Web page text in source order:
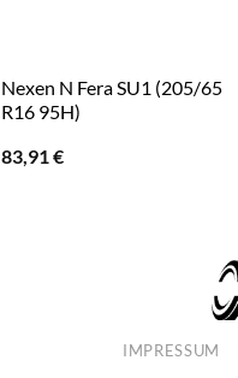
Nexen N Fera SU1 (205/65
R16 95H)
83,91 €
IMPRESSUM